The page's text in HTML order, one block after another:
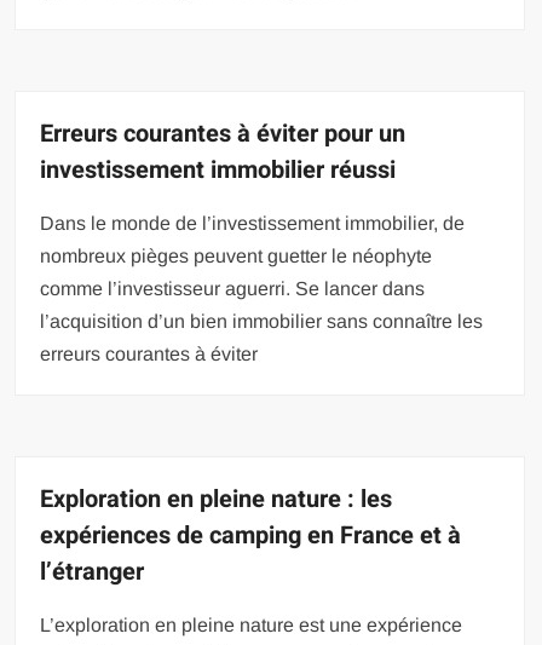
Erreurs courantes à éviter pour un
investissement immobilier réussi
Dans le monde de l’investissement immobilier, de
nombreux pièges peuvent guetter le néophyte
comme l’investisseur aguerri. Se lancer dans
l’acquisition d’un bien immobilier sans connaître les
erreurs courantes à éviter
Exploration en pleine nature : les
expériences de camping en France et à
l’étranger
L’exploration en pleine nature est une expérience